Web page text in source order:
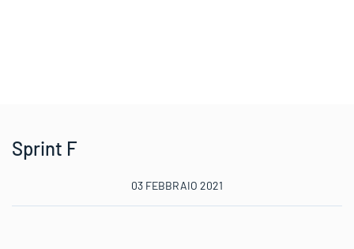
Sprint F
03 FEBBRAIO 2021